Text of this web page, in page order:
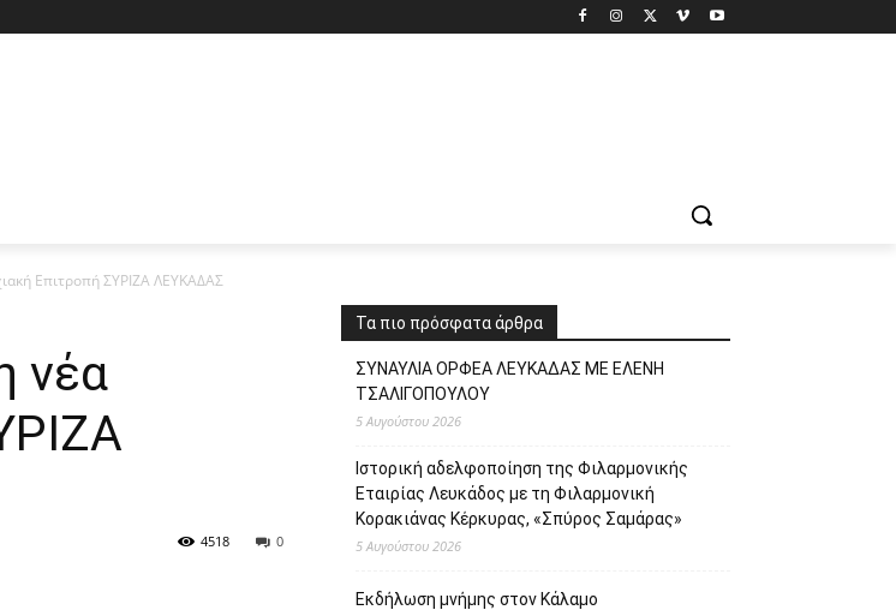
Επιτροπή ΣΥΡΙΖΑ ΛΕΥΚΑΔΑΣ
νέα
0
4518
Τα πιο πρόσφατα άρθρα
ΣΥΝΑΥΛΙΑ ΟΡΦΕΑ ΛΕΥΚΑΔΑΣ ΜΕ ΕΛΕΝΗ
ΤΣΑΛΙΓΟΠΟΥΛΟΥ
5 Αυγούστου 2026
Ιστορική αδελφοποίηση της Φιλαρμονικής
Εταιρίας Λευκάδος με τη Φιλαρμονική
Κορακιάνας Κέρκυρας, «Σπύρος Σαμάρας»
5 Αυγούστου 2026
Εκδήλωση μνήμης στον Κάλαμο